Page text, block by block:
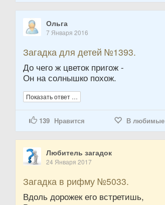
Ольга
7 Января 2016
Загадка для детей №1393.
До чего ж цветок пригож -
Он на солнышко похож.
Показать ответ …
139 Нравится В любимые
Любитель загадок
24 Января 2017
Загадка в рифму №5033.
Вдоль дорожек его встретишь,